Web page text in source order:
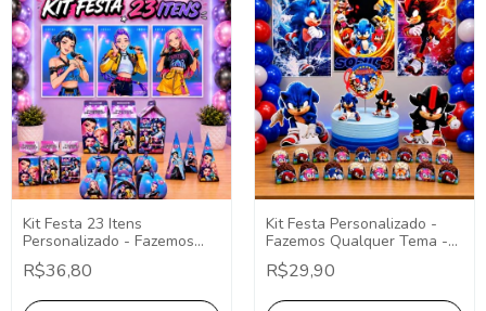
Kit Festa 23 Itens
Personalizado - Fazemos
Qualquer Tema - Decoração
Personalizada.
R$36,80
Kit Festa Personalizado -
Fazemos Qualquer Tema -
Decoração Personalizada
R$29,90